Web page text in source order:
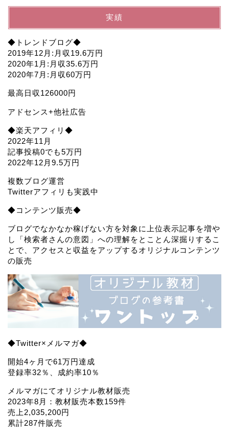
実績
◆トレンドブログ◆
2019年12月:月収19.6万円
2020年1月:月収35.6万円
2020年7月:月収60万円
最高日収126000円
アドセンス+他社広告
◆楽天アフィリ◆
2022年11月
記事投稿0でも5万円
2022年12月9.5万円
複数ブログ運営
Twitterアフィリも実践中
◆コンテンツ販売◆
ブログでなかなか稼げない方を対象に上位表示記事を増や
し「検索者さんの意図」への理解をとことん深掘りするこ
とで、アクセスと収益をアップするオリジナルコンテンツ
の販売
◆Twitter×メルマガ◆
開始4ヶ月で61万円達成
登録率32％、成約率10％
メルマガにてオリジナル教材販売
2023年8月：教材販売本数159件
売上2,035,200円
累計287件販売